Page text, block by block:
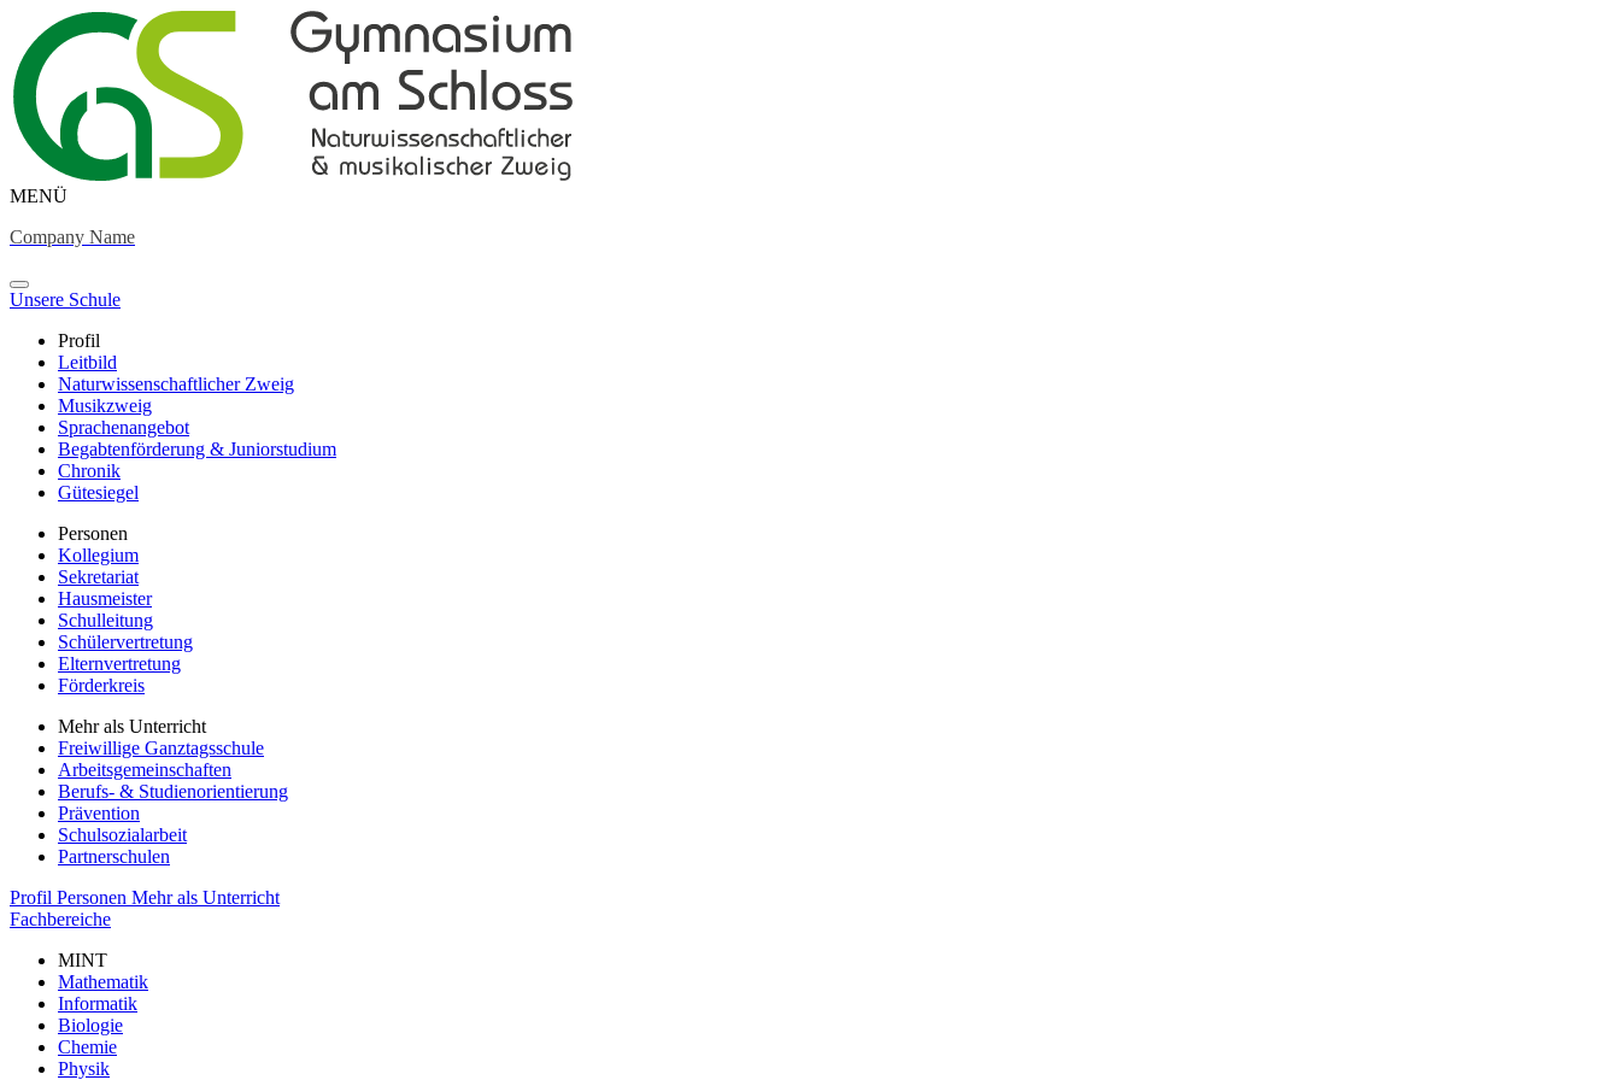
MENÜ
Company Name
Unsere Schule
Profil
Leitbild
Naturwissenschaftlicher Zweig
Musikzweig
Sprachenangebot
Begabtenförderung & Juniorstudium
Chronik
Gütesiegel
Personen
Kollegium
Sekretariat
Hausmeister
Schulleitung
Schülervertretung
Elternvertretung
Förderkreis
Mehr als Unterricht
Freiwillige Ganztagsschule
Arbeitsgemeinschaften
Berufs- & Studienorientierung
Prävention
Schulsozialarbeit
Partnerschulen
Profil Personen Mehr als Unterricht
Fachbereiche
MINT
Mathematik
Informatik
Biologie
Chemie
Physik